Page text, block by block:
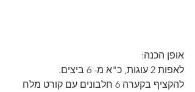
אופן הכנה:
לאפות 2 עוגות, כ"א מ- 6 ביצים.
להקציף בקערה 6 חלבונים עם קורט מלח